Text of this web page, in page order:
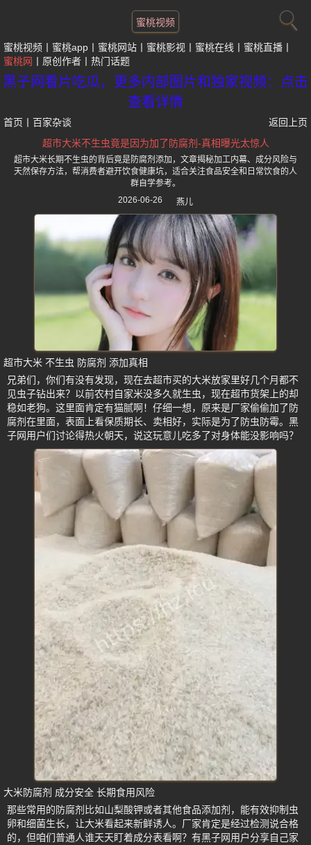
蜜桃视频
蜜桃视频 蜜桃app 蜜桃网站 蜜桃影视 蜜桃在线
蜜桃直播
蜜桃网
原创作者 热门话题
黑子网看片吃瓜，更多内部图片和独家视频：点击
查看详情
首页 百家杂谈
返回上页
超市大米不生虫竟是因为加了防腐剂-真相曝光太惊人
超市大米长期不生虫的背后竟是防腐剂添加，文章揭秘加工内幕、成分风险与
天然保存方法，帮消费者避开饮食健康坑，适合关注食品安全和日常饮食的人
群自学参考。
2026-06-26
燕儿
超市大米 不生虫 防腐剂 添加真相
兄弟们，你们有没有发现，现在去超市买的大米放家里好几个月都不
见虫子钻出来？以前农村自家米没多久就生虫，现在超市货架上的却
稳如老狗。这里面肯定有猫腻啊！仔细一想，原来是厂家偷偷加了防
腐剂在里面，表面上看保质期长、卖相好，实际是为了防虫防霉。黑
子网用户们讨论得热火朝天，说这玩意儿吃多了对身体能没影响吗？
大米防腐剂 成分安全 长期食用风险
那些常用的防腐剂比如山梨酸钾或者其他食品添加剂，能有效抑制虫
卵和细菌生长，让大米看起来新鲜诱人。厂家肯定是经过检测说合格
的，但咱们普通人谁天天盯着成分表看啊？有黑子网用户分享自己家